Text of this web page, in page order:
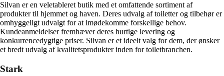
Silvan er en veletableret butik med et omfattende sortiment af
produkter til hjemmet og haven. Deres udvalg af toiletter og tilbehør er
omhyggeligt udvalgt for at imødekomme forskellige behov.
Kundeanmeldelser fremhæver deres hurtige levering og
konkurrencedygtige priser. Silvan er et ideelt valg for dem, der ønsker
et bredt udvalg af kvalitetsprodukter inden for toiletbranchen.
Stark